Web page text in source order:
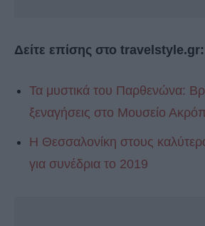
Δείτε επίσης στο travelstyle.gr:
Τα μυστικά του Παρθενώνα:
ξεναγήσεις στο Μουσείο
H Θεσσαλονίκη στους
για συνέδρια το 2019